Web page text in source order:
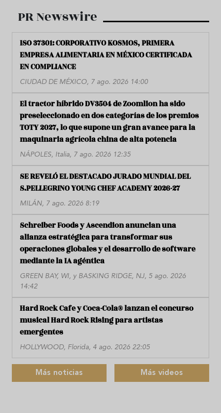
PR Newswire
ISO 37301: CORPORATIVO KOSMOS, PRIMERA
EMPRESA ALIMENTARIA EN MÉXICO CERTIFICADA
EN COMPLIANCE
CIUDAD DE MÉXICO, 7 ago. 2026 14:00
El tractor híbrido DV3504 de Zoomlion ha sido
preseleccionado en dos categorías de los premios
TOTY 2027, lo que supone un gran avance para la
maquinaria agrícola china de alta potencia
NÁPOLES, Italia, 7 ago. 2026 12:35
SE REVELÓ EL DESTACADO JURADO MUNDIAL DEL
S.PELLEGRINO YOUNG CHEF ACADEMY 2026-27
MILÁN, 7 ago. 2026 8:19
Schreiber Foods y Ascendion anuncian una
alianza estratégica para transformar sus
operaciones globales y el desarrollo de software
mediante la IA agéntica
GREEN BAY, WI, y BASKING RIDGE, NJ, 5 ago. 2026
14:42
Hard Rock Cafe y Coca-Cola® lanzan el concurso
musical Hard Rock Rising para artistas
emergentes
HOLLYWOOD, Florida, 4 ago. 2026 22:05
Más noticias Más videos